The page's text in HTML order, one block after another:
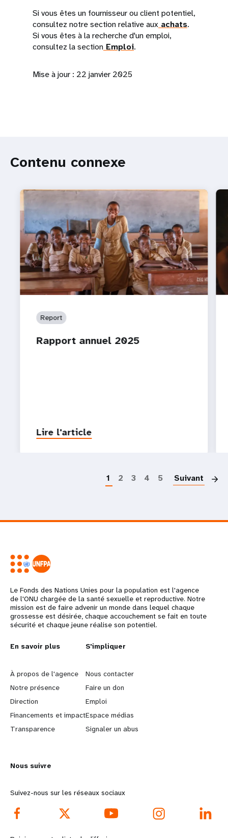
Si vous êtes un fournisseur ou client potentiel,
consultez notre section relative aux achats.
Si vous êtes à la recherche d'un emploi,
consultez la section Emploi.
Mise à jour : 22 janvier 2025
Contenu connexe
Report
Rapport annuel 2025
Lire l'article
1 2 3 4 5 Suivant
Le Fonds des Nations Unies pour la population est l'agence
de l'ONU chargée de la santé sexuelle et reproductive. Notre
mission est de faire advenir un monde dans lequel chaque
grossesse est désirée, chaque accouchement se fait en toute
sécurité et chaque jeune réalise son potentiel.
L
e
a
r
n
o
r
e
En savoir plus
À propos de l'agence
Notre présence
Direction
Financements et impact
Transparence
G
o
b
e
y
d
S'impliquer
Nous contacter
Faire un don
Emploi
Espace médias
Signaler un abus
Nous suivre
Suivez-nous sur les réseaux sociaux